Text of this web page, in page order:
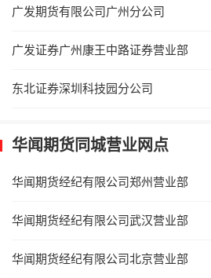
广发期货有限公司广州分公司
广发证券广州康王中路证券营业部
东北证券深圳科技园分公司
华闻期货同城营业网点
华闻期货经纪有限公司郑州营业部
华闻期货经纪有限公司武汉营业部
华闻期货经纪有限公司北京营业部